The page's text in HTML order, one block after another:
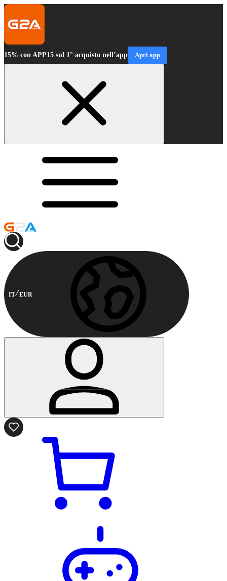
15% con APP15 sul 1° acquisto nell’app Apri app
IT EUR